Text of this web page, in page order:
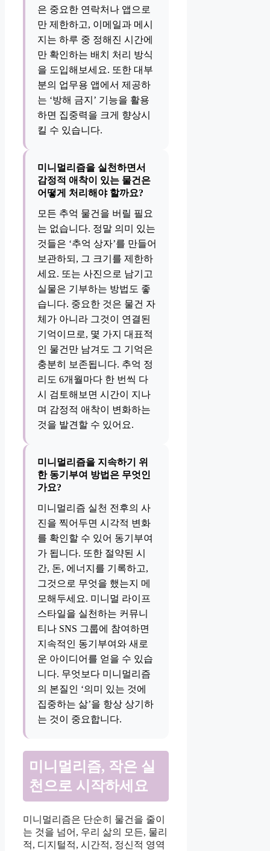
은 중요한 연락처나 앱으로
만 제한하고, 이메일과 메시
지는 하루 중 정해진 시간에
만 확인하는 배치 처리 방식
을 도입해보세요. 또한 대부
분의 업무용 앱에서 제공하
는 ‘방해 금지’ 기능을 활용
하면 집중력을 크게 향상시
킬 수 있습니다.
미니멀리즘을 실천하면서
감정적 애착이 있는 물건은
어떻게 처리해야 할까요?
모든 추억 물건을 버릴 필요
는 없습니다. 정말 의미 있는
것들은 ‘추억 상자’를 만들어
보관하되, 그 크기를 제한하
세요. 또는 사진으로 남기고
실물은 기부하는 방법도 좋
습니다. 중요한 것은 물건 자
체가 아니라 그것이 연결된
기억이므로, 몇 가지 대표적
인 물건만 남겨도 그 기억은
충분히 보존됩니다. 추억 정
리도 6개월마다 한 번씩 다
시 검토해보면 시간이 지나
며 감정적 애착이 변화하는
것을 발견할 수 있어요.
미니멀리즘을 지속하기 위
한 동기부여 방법은 무엇인
가요?
미니멀리즘 실천 전후의 사
진을 찍어두면 시각적 변화
를 확인할 수 있어 동기부여
가 됩니다. 또한 절약된 시
간, 돈, 에너지를 기록하고,
그것으로 무엇을 했는지 메
모해두세요. 미니멀 라이프
스타일을 실천하는 커뮤니
티나 SNS 그룹에 참여하면
지속적인 동기부여와 새로
운 아이디어를 얻을 수 있습
니다. 무엇보다 미니멀리즘
의 본질인 ‘의미 있는 것에
집중하는 삶’을 항상 상기하
는 것이 중요합니다.
미니멀리즘, 작은 실
천으로 시작하세요
미니멀리즘은 단순히 물건을 줄이
는 것을 넘어, 우리 삶의 모든, 물리
적, 디지털적, 시간적, 정신적 영역